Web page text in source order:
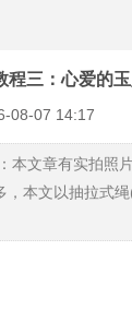
程三：心爱的
08-07 14:17
本文章有实拍照
，本文以抽拉式